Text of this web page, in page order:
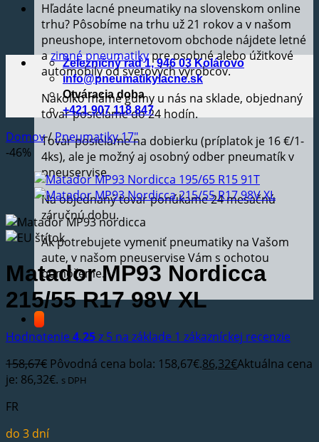
Hľadáte lacné pneumatiky na slovenskom online
trhu? Pôsobíme na trhu už 21 rokov a v našom
pneushope, internetovom obchode nájdete letné
azimné pneumatikypre osobné alebo úžitkové
automobily od svetových výrobcov.
Nakoľko máme gumy u nás na sklade, objednaný
tovar posielame do 24 hodín.
Tovar posielame na dobierku (príplatok je 16 €/1-
4ks), ale je možný aj osobný odber pneumatík v
pneuservise.
Na objednaný tovar ponúkame 24 mesačnú
záručnú dobu.
Ak potrebujete vymeniť pneumatiky na Vašom
aute, v našom pneuservise Vám s ochotou
pomôžeme.
Železničný rad 1, 946 03 Kolárovo
info@pneumatikylacne.sk
Otváracia doba
+421 907 118 847
Domov/Pneumatiky 17"
-46%
Matador MP93 Nordicca
215/55 R17 98V XL
Hodnotenie 4.25z 5 na základe 1 zákazníckej recenzie
158,67€ Pôvodná cena bola: 158,67€.86,32€Aktuálna cena
je: 86,32€. s DPH
FR
do 3 dní